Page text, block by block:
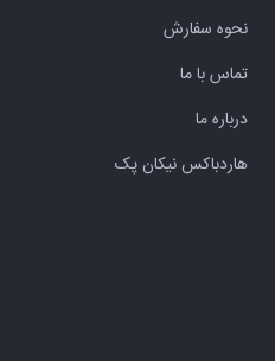
نحوه سفارش
تماس با ما
درباره ما
هاردباکس نیکان پک